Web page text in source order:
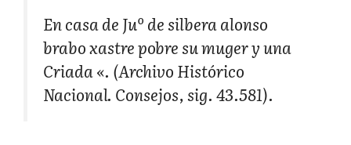
En casa de Juº de silbera alonso
brabo xastre pobre su muger y una
Criada «. (Archivo Histórico
Nacional. Consejos, sig. 43.581).